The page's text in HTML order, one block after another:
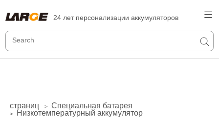
24 лет персонализации аккумуляторов
страниц > Специальная батарея
> Низкотемпературный аккумулятор